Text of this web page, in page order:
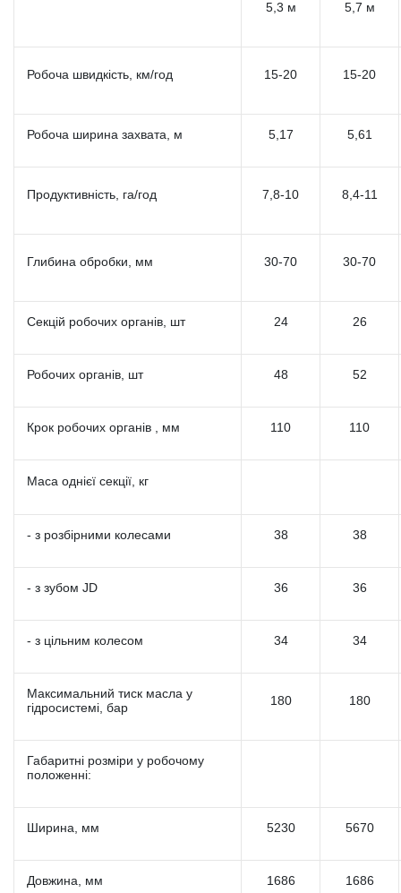
5,3 м 5,7 м
Робоча швидкість, км/год 15-20 15-20
Робоча ширина захвата, м 5,17 5,61
Продуктивність, га/год 7,8-10 8,4-11
Глибина обробки, мм 30-70 30-70
Секцій робочих органів, шт 24 26
Робочих органів, шт 48 52
Крок робочих органів , мм 110 110
Маса однієї секції, кг
- з розбірними колесами 38 38
- з зубом JD 36 36
- з цільним колесом 34 34
Максимальний тиск масла у
гідросистемі, бар
180 180
Габаритні розміри у робочому
положенні:
Ширина, мм 5230 5670
Довжина, мм 1686 1686